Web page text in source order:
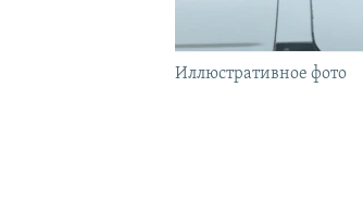
Иллюстративное фото